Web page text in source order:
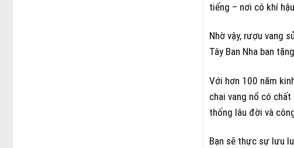
tiếng – nơi có khí
Nhờ vậy, rượu vang
Tây Ban Nha ban
Với hơn 100 năm
chai vang nổ có
thống lâu đời và
Bạn sẽ thực sự lưu